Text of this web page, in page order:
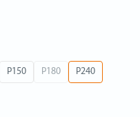
P150 P180 P240